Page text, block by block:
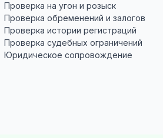
Проверка на угон и розыск
Проверка обременений и залогов
Проверка истории регистраций
Проверка судебных ограничений
Юридическое сопровождение